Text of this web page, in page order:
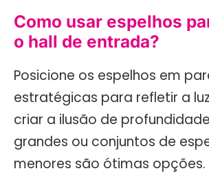
Como usar espelhos
o hall de entrada?
Posicione os espelhos em
estratégicas para refletir a
criar a ilusão de
grandes ou conjuntos de
menores são ótimas opções.